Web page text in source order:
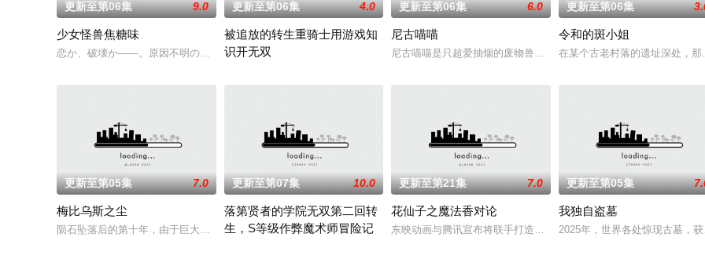
更新至第06集 9.0
少女怪兽焦糖味
恋か、破壊か――。原因不明の病に悩まされている女子高生・赤石黒絵（クロエ）。不器用で人との交流を避け
更新至第06集 4.0
被追放的转生重骑士用游戏知
识开无双
更新至第06集 6.0
尼古喵喵
尼古喵喵是只超爱抽烟的废物兽人！因为缺乏伦理与卫生观念，不是
更新至第06集
令和的斑小姐
在某个古老村落的遗址深处，那
更新至第05集 7.0
梅比乌斯之尘
陨石坠落后的第十年，由于巨大结晶释放出的神秘粒子“梅比乌斯之尘”的影响，一部分孩子获得了名为“拉姆斯
更新至第07集 10.0
落第贤者的学院无双第二回转
生，S等级作弊魔术师冒险记
更新至第21集 7.0
花仙子之魔法香对论
东映动画与腾讯宣布将联手打造『花仙子』全新动画新作将继承经典
更新至第05集
我独自盗墓
2025年，世界各处惊现古墓，